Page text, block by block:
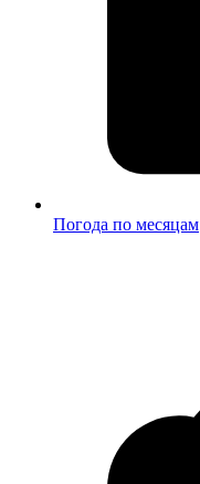
Погода по месяцам